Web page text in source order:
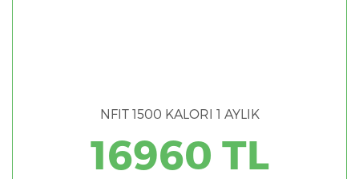
NFIT 1500 KALORI 1 AYLIK
16960 TL